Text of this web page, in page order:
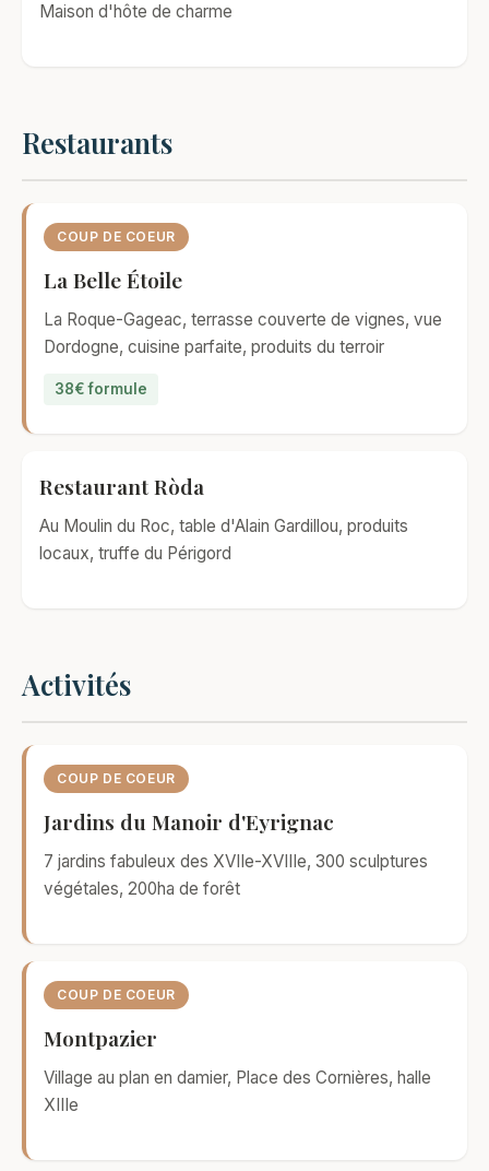
Maison d'hôte de charme
Restaurants
COUP DE COEUR
La Belle Étoile
La Roque-Gageac, terrasse couverte de vignes, vue
Dordogne, cuisine parfaite, produits du terroir
38€ formule
Restaurant Ròda
Au Moulin du Roc, table d'Alain Gardillou, produits
locaux, truffe du Périgord
Activités
COUP DE COEUR
Jardins du Manoir d'Eyrignac
7 jardins fabuleux des XVIIe-XVIIIe, 300 sculptures
végétales, 200ha de forêt
COUP DE COEUR
Montpazier
Village au plan en damier, Place des Cornières, halle
XIIIe